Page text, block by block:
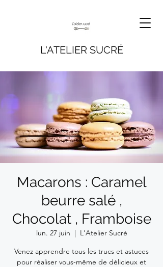
L'ATELIER SUCRÉ
Macarons : Caramel
beurre salé ,
Chocolat , Framboise
lun. 27 juin
  |
L'Atelier Sucré
Venez apprendre tous les trucs et astuces
pour réaliser vous-même de délicieux et